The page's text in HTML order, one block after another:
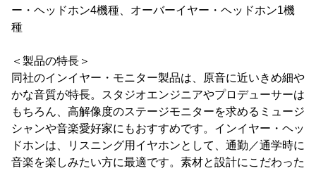
ー・ヘッドホン4機種、オーバーイヤー・ヘッドホン1機
種
＜製品の特長＞
同社のインイヤー・モニター製品は、原音に近いきめ細や
かな音質が特長。スタジオエンジニアやプロデューサーは
もちろん、高解像度のステージモニターを求めるミュージ
シャンや音楽愛好家にもおすすめです。インイヤー・ヘッ
ドホンは、リスニング用イヤホンとして、通勤／通学時に
音楽を楽しみたい方に最適です。素材と設計にこだわった